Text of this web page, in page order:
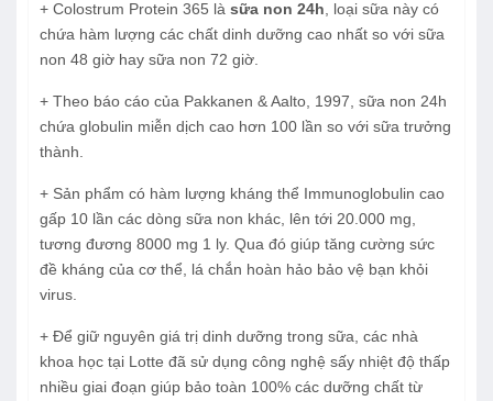
+ Colostrum Protein 365 là sữa non 24h , loại sữa này có
chứa hàm lượng các chất dinh dưỡng cao nhất so với sữa
non 48 giờ hay sữa non 72 giờ.
+ Theo báo cáo của Pakkanen & Aalto, 1997, sữa non 24h
chứa globulin miễn dịch cao hơn 100 lần so với sữa trưởng
thành.
+ Sản phẩm có hàm lượng kháng thể Immunoglobulin cao
gấp 10 lần các dòng sữa non khác, lên tới 20.000 mg
tương đương 8000 mg 1 ly. Qua đó giúp tăng cường sức
đề kháng của cơ thể, lá chắn hoàn hảo bảo vệ bạn khỏi
virus.
+ Để giữ nguyên giá trị dinh dưỡng trong sữa, các nhà
khoa học tại Lotte đã sử dụng công nghệ sấy nhiệt độ thấp
nhiều giai đoạn giúp bảo toàn 100% các dưỡng chất từ